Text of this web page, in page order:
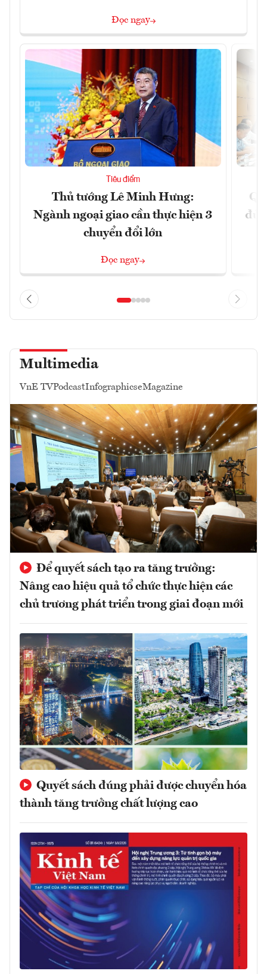
Đọc ngay
Tiêu điểm
Thủ tướng Lê Minh Hưng:
Ngành ngoại giao cần thực hiện 3
chuyển đổi lớn
Đọc ngay
đủ
Multimedia
VnE TVPodcastInfographicseMagazine
Để quyết sách tạo ra tăng trưởng:
Nâng cao hiệu quả tổ chức thực hiện các
chủ trương phát triển trong giai đoạn mới
Quyết sách đúng phải được chuyển hóa
thành tăng trưởng chất lượng cao